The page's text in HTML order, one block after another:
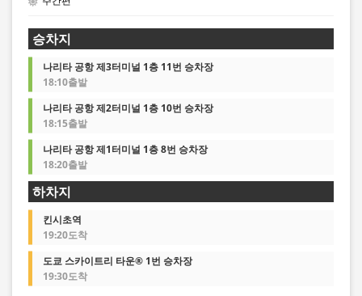
승차지
나리타 공항 제3터미널 1층 11번 승차장
18:10출발
나리타 공항 제2터미널 1층 10번 승차장
18:15출발
나리타 공항 제1터미널 1층 8번 승차장
18:20출발
하차지
킨시초역
19:20도착
도쿄 스카이트리 타운® 1번 승차장
19:30도착